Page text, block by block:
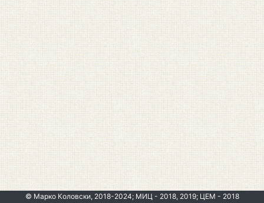
© Марко Коловски, 2018-2024; МИЦ - 2018, 2019; ЦЕМ - 2018